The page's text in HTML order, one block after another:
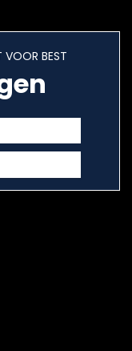
VOOR BEST